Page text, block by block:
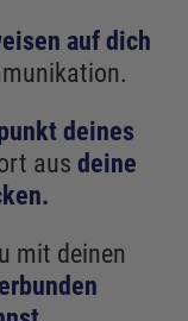
auf dich
deines
aus deine
mit deinen